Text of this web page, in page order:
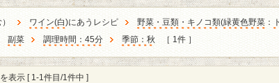
ワイン(白)にあうレシピ 野菜・豆類・キノコ類(緑黄色野菜 ：
副菜 調理時間：45分 季節：秋 ［ 1件 ］
表示 [ 1-1件目/1件中 ]